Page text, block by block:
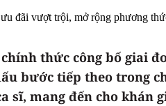
chính thức công bố
bước tiếp theo trong
sĩ, mang đến cho